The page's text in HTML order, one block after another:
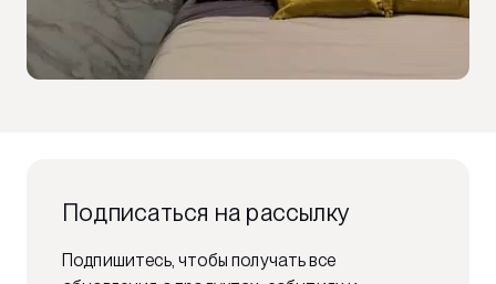
Подписаться на рассылку
Подпишитесь, чтобы получать все